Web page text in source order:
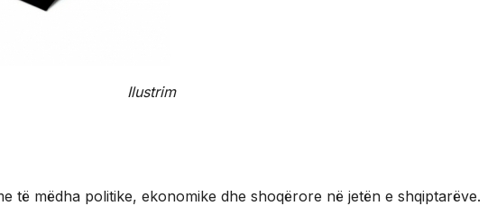
Ilustrim
të mëdha politike, ekonomike dhe shoqërore në jetën e shqiptarëve.